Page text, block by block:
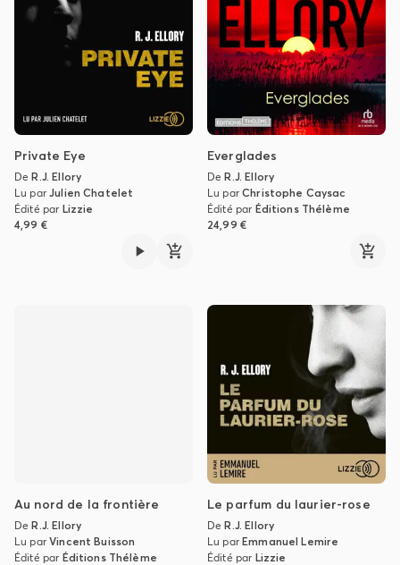
Private Eye
DeR.J. Ellory
Lu parJulien Chatelet
Édité par Lizzie
4,99 €
Everglades
DeR.J. Ellory
Lu parChristophe Caysac
Édité par Éditions Thélème
24,99 €
Au nord de la frontière
DeR.J. Ellory
Lu parVincent Buisson
Édité par Éditions Thélème
Le parfum du laurier-rose
DeR.J. Ellory
Lu parEmmanuel Lemire
Édité par Lizzie